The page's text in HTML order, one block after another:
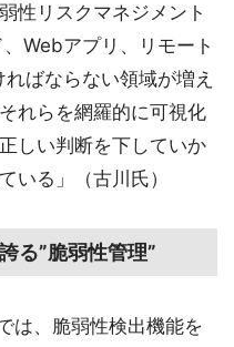
性リスクマネジメント
Webアプリ、リモート
ばならない領域が増え
れらを網羅的に可視化
しい判断を下していか
いる」（古川氏）
る”脆弱性管理”
は、脆弱性検出機能を